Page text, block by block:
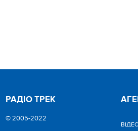
РАДІО ТРЕК
© 2005-2022